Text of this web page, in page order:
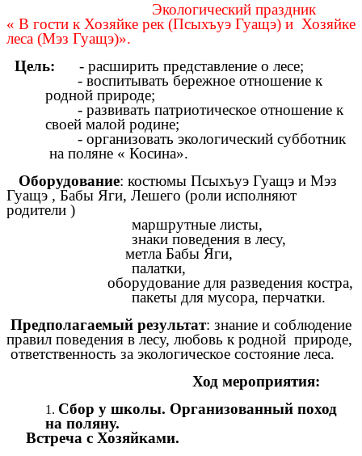
Экологический праздник
« В гости к Хозяйке рек (Псыхъуэ Гуащэ) и Хозяйке
леса (Мэз Гуащэ)».
Цель:
- расширить представление о лесе;
- воспитывать бережное отношение к
родной природе;
- развивать патриотическое отношение к
своей малой родине;
- организовать экологический субботник
на поляне « Косина».
Оборудование: костюмы Псыхъуэ Гуащэ и Мэз
Гуащэ , Бабы Яги, Лешего (роли исполняют
родители )
маршрутные листы,
знаки поведения в лесу,
метла Бабы Яги,
палатки,
оборудование для разведения костра,
пакеты для мусора, перчатки.
Предполагаемый результат: знание и соблюдение
правил поведения в лесу, любовь к родной природе,
ответственность за экологическое состояние леса.
Ход мероприятия:
Сбор у школы. Организованный поход
на поляну.
Встреча с Хозяйками.